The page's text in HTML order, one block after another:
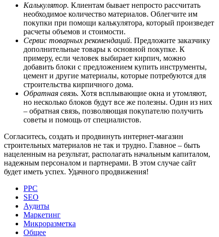
Калькулятор. Клиентам бывает непросто рассчитать
необходимое количество материалов. Облегчите им
покупки при помощи калькулятора, который произведет
расчеты объемов и стоимости.
Сервис товарных рекомендаций. Предложите заказчику
дополнительные товары к основной покупке. К
примеру, если человек выбирает кирпич, можно
добавить блоки с предложением купить инструменты,
цемент и другие материалы, которые потребуются для
строительства кирпичного дома.
Обратная связь. Хотя всплывающие окна и утомляют,
но несколько блоков будут все же полезны. Один из них
– обратная связь, позволяющая покупателю получить
советы и помощь от специалистов.
Согласитесь, создать и продвинуть интернет-магазин
строительных материалов не так и трудно. Главное – быть
нацеленным на результат, располагать начальным капиталом,
надежным персоналом и партнерами. В этом случае сайт
будет иметь успех. Удачного продвижения!
PPC
SEO
Аудиты
Маркетинг
Микроразметка
Общее